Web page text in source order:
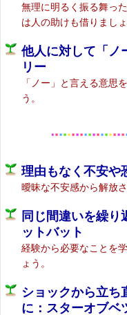
無理に明るく振る舞っ
は人の助けも借りましょ
他人に対して「ノ
リー
「ノー」と言える意思
う。
理由もなく不安や
曖昧な不安感から解放
同じ間違いを繰
ットバット
経験から必要なことを
ょう。
ショックから立ち
に：スターオブベ